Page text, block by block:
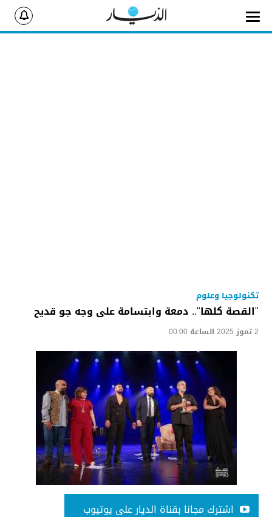
تكنولوجيا وعلوم
"القصة كلها".. دمعة وابتسامة على وجه جو قديح
2 تموز 2025 الساعة 00:00
اشترك مجانا بقناة الديار على يوتيوب